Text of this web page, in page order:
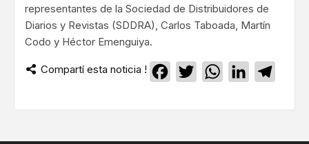
representantes de la Sociedad de Distribuidores de
Diarios y Revistas (SDDRA), Carlos Taboada, Martín
Codo y Héctor Emenguiya.
Compartí esta noticia ! Facebook
TwitterWhatsApp
LinkedIn